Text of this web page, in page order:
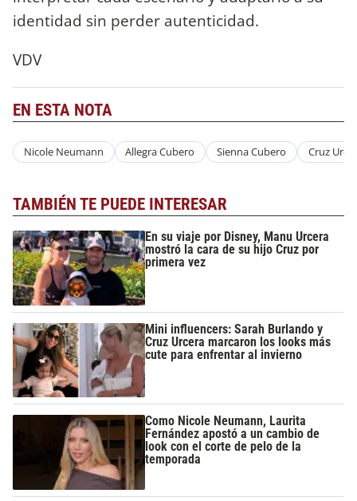
identidad sin perder autenticidad.
VDV
EN ESTA NOTA
Nicole Neumann Allegra Cubero Sienna Cubero Cruz
TAMBIÉN TE PUEDE INTERESAR
En su viaje por Disney, Manu Urcera
mostró la cara de su hijo Cruz por
primera vez
Mini influencers: Sarah Burlando y
Cruz Urcera marcaron los looks más
cute para enfrentar al invierno
Como Nicole Neumann, Laurita
Fernández apostó a un cambio de
look con el corte de pelo de la
temporada